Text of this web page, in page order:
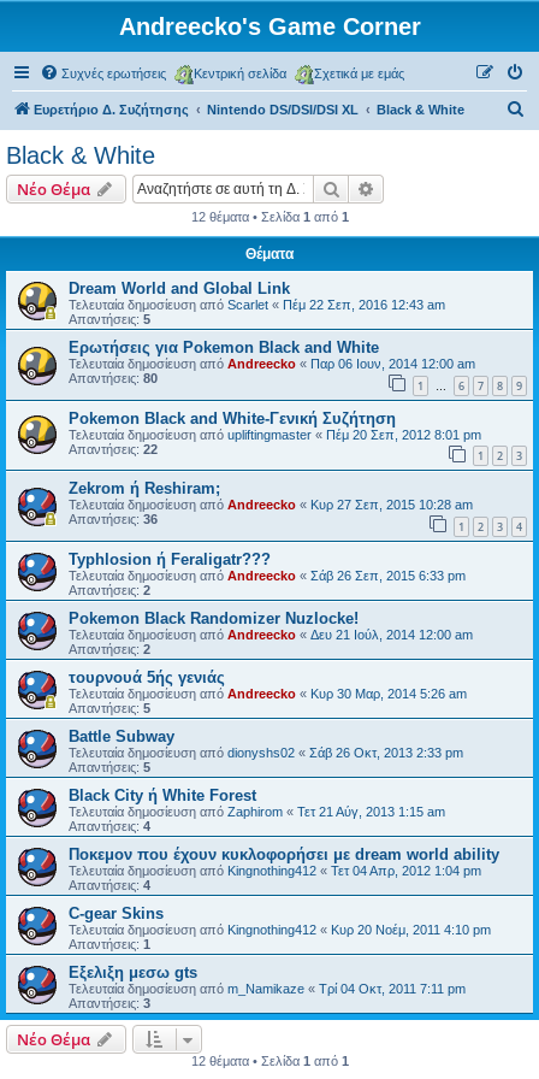
Andreecko's Game Corner
Συχνές ερωτήσεις Κεντρική σελίδα Σχετικά με εμάς
Ευρετήριο Δ. Συζήτησης Nintendo DS/DSI/DSI XL Black & White
Black & White
Νέο Θέμα Αναζήτηση
12 θέματα • Σελίδα 1 από 1
Θέματα
Dream World and Global Link
Τελευταία δημοσίευση από Scarlet « Πέμ 22 Σεπ, 2016 12:43 am
Απαντήσεις: 5
Ερωτήσεις για Pokemon Black and White
Τελευταία δημοσίευση από Andreecko « Παρ 06 Ιουν, 2014 12:00 am
Απαντήσεις: 80 1 … 6 7 8 9
Pokemon Black and White-Γενική Συζήτηση
Τελευταία δημοσίευση από upliftingmaster « Πέμ 20 Σεπ, 2012 8:01 pm
Απαντήσεις: 22 1 2 3
Zekrom ή Reshiram;
Τελευταία δημοσίευση από Andreecko « Κυρ 27 Σεπ, 2015 10:28 am
Απαντήσεις: 36 1 2 3 4
Typhlosion ή Feraligatr???
Τελευταία δημοσίευση από Andreecko « Σάβ 26 Σεπ, 2015 6:33 pm
Απαντήσεις: 2
Pokemon Black Randomizer Nuzlocke!
Τελευταία δημοσίευση από Andreecko « Δευ 21 Ιούλ, 2014 12:00 am
Απαντήσεις: 2
τουρνουά 5ής γενιάς
Τελευταία δημοσίευση από Andreecko « Κυρ 30 Μαρ, 2014 5:26 am
Απαντήσεις: 5
Battle Subway
Τελευταία δημοσίευση από dionyshs02 « Σάβ 26 Οκτ, 2013 2:33 pm
Απαντήσεις: 5
Black City ή White Forest
Τελευταία δημοσίευση από Zaphirom « Τετ 21 Αύγ, 2013 1:15 am
Απαντήσεις: 4
Ποκεμον που έχουν κυκλοφορήσει με dream world ability
Τελευταία δημοσίευση από Kingnothing412 « Τετ 04 Απρ, 2012 1:04 pm
Απαντήσεις: 4
C-gear Skins
Τελευταία δημοσίευση από Kingnothing412 « Κυρ 20 Νοέμ, 2011 4:10 pm
Απαντήσεις: 1
Εξελιξη μεσω gts
Τελευταία δημοσίευση από m_Namikaze « Τρί 04 Οκτ, 2011 7:11 pm
Απαντήσεις: 3
Νέο Θέμα
12 θέματα • Σελίδα 1 από 1